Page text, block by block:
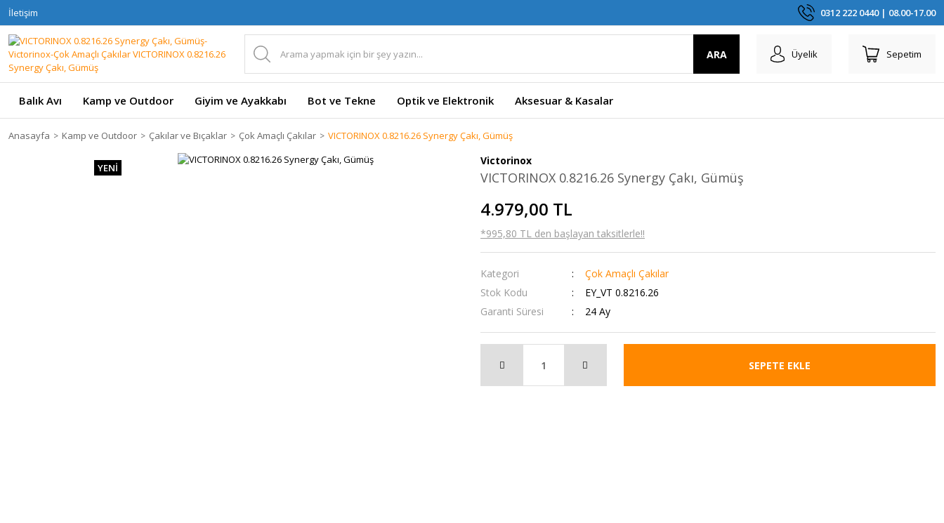
İletişim 0312 222 0440 | 08.00-17.00
ARA Üyelik Sepetim
Balık Avı Kamp ve Outdoor Giyim ve Ayakkabı Bot ve Tekne Optik ve Elektronik Aksesuar & Kasalar
Anasayfa Kamp ve Outdoor Çakılar ve Bıçaklar Çok Amaçlı Çakılar VICTORINOX 0.8216.26 Synergy Çakı, Gümüş
YENİ
Victorinox
VICTORINOX 0.8216.26 Synergy Çakı, Gümüş
4.979,00 TL
*995,80 TL den başlayan taksitlerle!!
Kategori
Çok Amaçlı Çakılar
Stok Kodu
EY_VT 0.8216.26
Garanti Süresi
24 Ay
SEPETE EKLE